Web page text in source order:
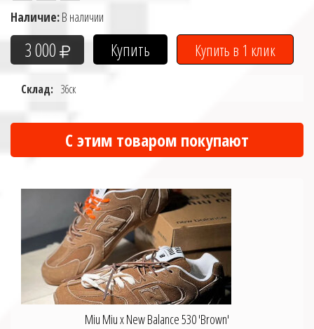
Наличие:В наличии
3 000
Склад: 36ск
С этим товаром покупают
Miu Miu x New Balance 530 'Brown'